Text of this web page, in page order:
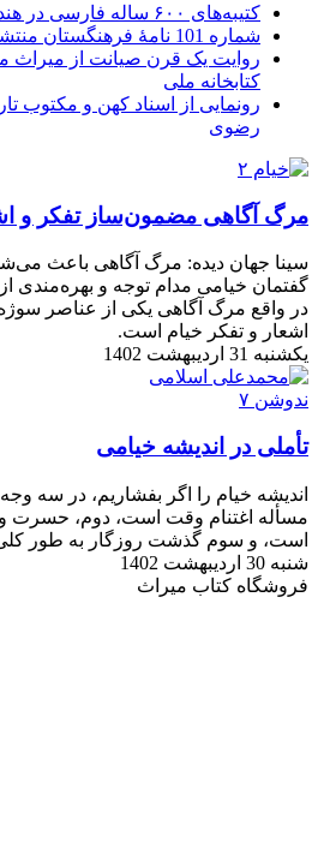
کتیبه‌های ۶۰۰ ساله فارسی در هندوستان
شماره 101 نامۀ فرهنگستان منتشر شد
روایت یک قرن صیانت از میراث
کتابخانه ملی
رونمایی از اسناد کهن و مکتوب
رضوی
مرگ آگاهی مضمون‌ساز تفکر و
سینا جهان دیده: مرگ آگاهی باعث
گفتمان خیامی مدام توجه و بهره‌مندی
در واقع مرگ آگاهی یکی از عناصر
اشعار و تفکر خیام است.
یکشنبه 31 اردیبهشت 1402
تأملی در اندیشه خیامی
اندیشه خیام را اگر بفشاریم، در سه
مسأله اغتنام وقت است، دوم، حسرت
است، و سوم گذشت روزگار به طور
شنبه 30 اردیبهشت 1402
فروشگاه کتاب میراث